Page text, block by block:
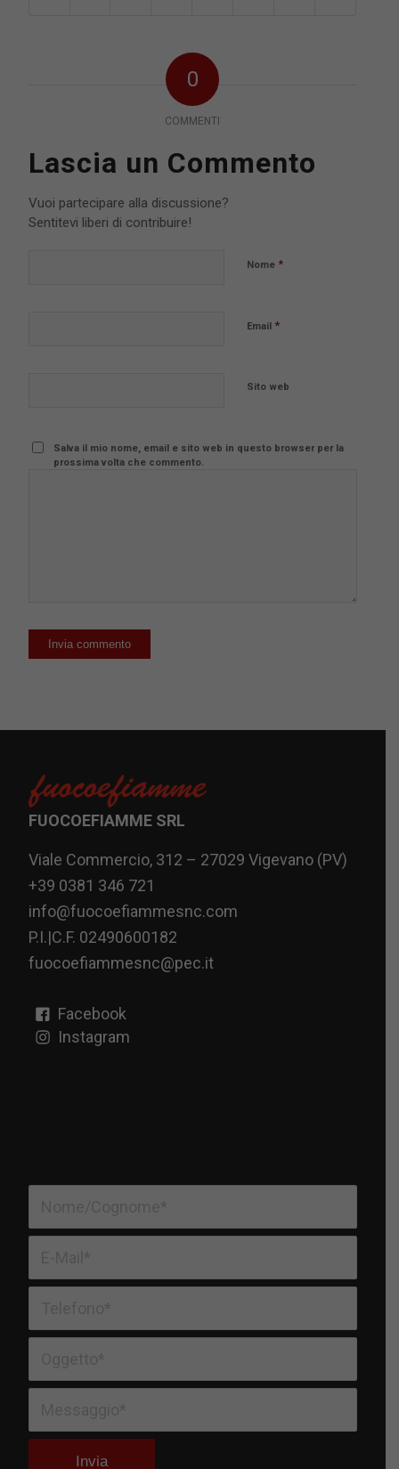
0
COMMENTI
Lascia un Commento
Vuoi partecipare alla discussione?
Sentitevi liberi di contribuire!
Nome *
Email *
Sito web
Salva il mio nome, email e sito web in questo browser per la
prossima volta che commento.
FUOCOEFIAMME SRL
Viale Commercio, 312 – 27029 Vigevano (PV)
+39 0381 346 721
info@fuocoefiammesnc.com
P.I.|C.F. 02490600182
fuocoefiammesnc@pec.it
Facebook
Instagram